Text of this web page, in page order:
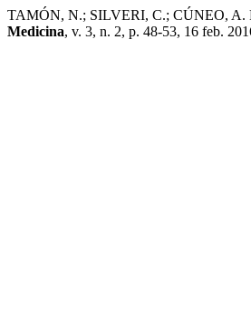
TAMÓN, N.; SILVERI, C.; CÚNEO, A.
Medicina, v. 3, n. 2, p. 48-53, 16 feb.